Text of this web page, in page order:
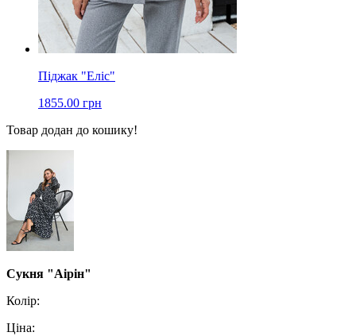
Піджак "Еліс"
1855.00 грн
Товар додан до кошику!
Сукня "Аірін"
Колір:
Ціна: